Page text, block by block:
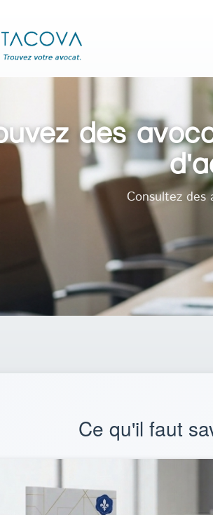
des
Consultez des
Ce qu'il faut